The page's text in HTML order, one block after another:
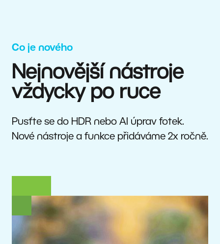
Co je nového
Nejnovější nástroje
vždycky po ruce
Pusťte se do HDR nebo AI úprav fotek.
Nové nástroje a funkce přidáváme 2x ročně.